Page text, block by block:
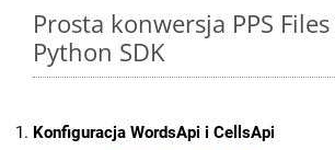
Prosta konwersja PPS
Python SDK
Konfiguracja WordsApi i CellsApi